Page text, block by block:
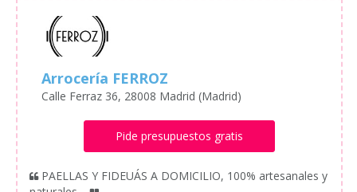
Arrocería FERROZ
Calle Ferraz 36, 28008 Madrid (Madrid)
Pide presupuestos gratis
PAELLAS Y FIDEUÁS A DOMICILIO, 100% artesanales y